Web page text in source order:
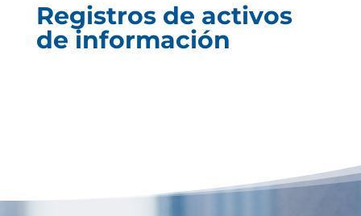
Registros de activos
de información